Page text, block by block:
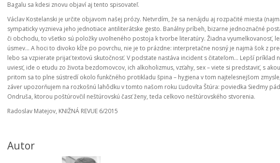
Bagalu sa kdesi znovu objaví aj tento spisovateľ.
Václav Kostelanski je určite objavom našej prózy. Netvrdím, že sa nenájdu aj rozpačité miesta
sympaticky vyznieva jeho jednotiace antiliterátske gesto. Banálny príbeh, bizarne jednoznačné
či obchodu, to všetko sú položky uvoľneného postoja k tvorbe literatúry. Žiadna vyumelkovanosť,
úsmev... A hoci to divoko kĺže po povrchu, nie je to prázdne: interpretačne nosný je najmä šok z
lebo sa vzpierate prijať textovú skutočnosť. V podstate nastáva incident s čitateľom... Lepší príklad
uviesť, ide o etudu zo života bezdomovcov, ich alkoholizmus, vzťahy, sex – viete si predstaviť, s
pritom sa to plne sústredí okolo funkčného protikladu špina – hygiena v tom najtelesnejšom
záver upozorňujem na rozkošnú lahôdku v tomto našom roku Ľudovíta Štúra: poviedka Siedmy
Ondruša, ktorou poštúrovčil neštúrovskú časť ženy, teda celkovo neštúrovského stvorenia.
Radoslav Matejov, KNIŽNÁ REVUE 6/2015
Autor